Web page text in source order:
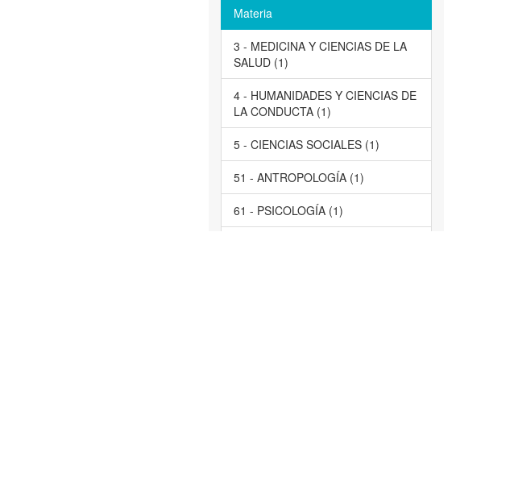
Materia
3 - MEDICINA Y CIENCIAS DE LA
SALUD (1)
4 - HUMANIDADES Y CIENCIAS DE
LA CONDUCTA (1)
5 - CIENCIAS SOCIALES (1)
51 - ANTROPOLOGÍA (1)
61 - PSICOLOGÍA (1)